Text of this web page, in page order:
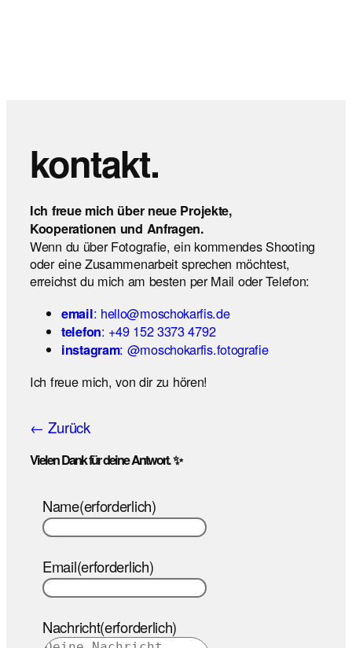
kontakt.
Ich freue mich über neue Projekte,
Kooperationen und Anfragen.
Wenn du über Fotografie, ein kommendes Shooting
oder eine Zusammenarbeit sprechen möchtest,
erreichst du mich am besten per Mail oder Telefon:
email: hello@moschokarfis.de
telefon: +49 152 3373 4792
instagram: @moschokarfis.fotografie
Ich freue mich, von dir zu hören!
← Zurück
Vielen Dank für deine Antwort. ✨
Name(erforderlich)
Email(erforderlich)
Nachricht(erforderlich)